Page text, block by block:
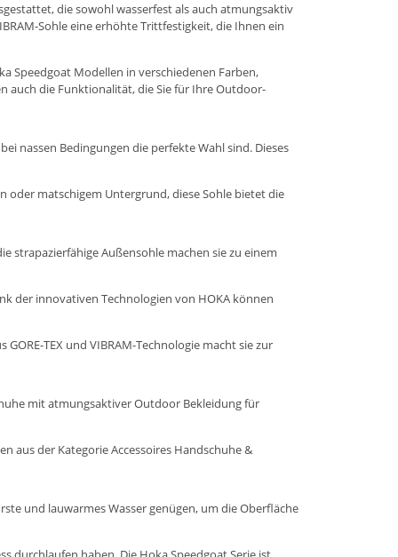
die sowohl wasserfest als auch atmungsaktiv
Sohle eine erhöhte Trittfestigkeit, die Ihnen ein
Speedgoat Modellen in verschiedenen Farben,
auch die Funktionalität, die Sie für Ihre Outdoor-
nassen Bedingungen die perfekte Wahl sind. Dieses
oder matschigem Untergrund, diese Sohle bietet die
strapazierfähige Außensohle machen sie zu einem
der innovativen Technologien von HOKA können
TEX und VIBRAM-Technologie macht sie zur
mit atmungsaktiverOutdoor Bekleidungfür
aus der Kategorie Accessoires Handschuhe &
und lauwarmes Wasser genügen, um die Oberfläche